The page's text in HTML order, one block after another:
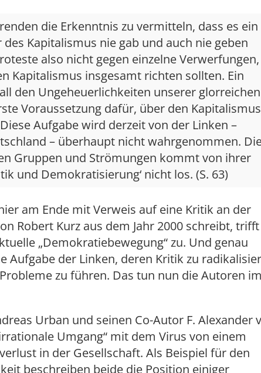
die Erkenntnis zu vermitteln, dass es ein
Kapitalismus nie gab und auch nie geben
also nicht gegen einzelne Verwerfungen,
Kapitalismus insgesamt richten sollten. Ein
den Ungeheuerlichkeiten unserer glorreichen
Voraussetzung dafür, über den Kapitalismus
Aufgabe wird derzeit von der Linken –
– überhaupt nicht wahrgenommen.
Gruppen und Strömungen kommt von ihrer
und Demokratisierung‘ nicht los. (S. 63)
am Ende mit Verweis auf eine Kritik an der
Robert Kurz aus dem Jahr 2000 schreibt, trifft
„Demokratiebewegung“ zu. Und genau
Aufgabe der Linken, deren Kritik zu
zu führen. Das tun nun die Autoren im
Urban und seinen Co-Autor F. Alexander
Umgang“ mit dem Virus von einem
in der Gesellschaft. Als Beispiel für den
beschreiben beide die Position einiger